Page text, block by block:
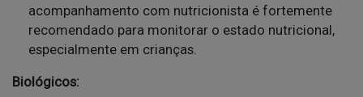
acompanhamento com nutricionista é fortemente
recomendado para monitorar o estado nutricional,
especialmente em crianças.
Biológicos: